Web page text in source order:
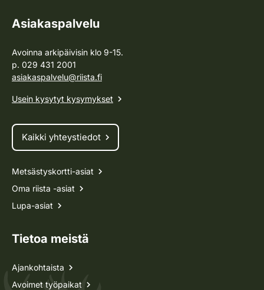
Asiakaspalvelu
Avoinna arkipäivisin klo 9-15.
p. 029 431 2001
asiakaspalvelu@riista.fi
Usein kysytyt kysymykset
Kaikki yhteystiedot
Metsästyskortti-asiat
Oma riista -asiat
Lupa-asiat
Tietoa meistä
Ajankohtaista
Avoimet työpaikat